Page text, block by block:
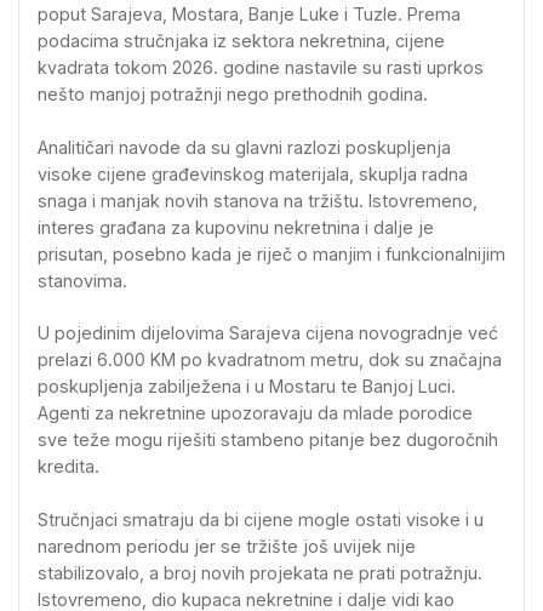
poput Sarajeva, Mostara, Banje Luke i Tuzle. Prema
podacima stručnjaka iz sektora nekretnina, cijene
kvadrata tokom 2026. godine nastavile su rasti uprkos
nešto manjoj potražnji nego prethodnih godina.
Analitičari navode da su glavni razlozi poskupljenja
visoke cijene građevinskog materijala, skuplja radna
snaga i manjak novih stanova na tržištu. Istovremeno,
interes građana za kupovinu nekretnina i dalje je
prisutan, posebno kada je riječ o manjim i funkcionalnijim
stanovima.
U pojedinim dijelovima Sarajeva cijena novogradnje već
prelazi 6.000 KM po kvadratnom metru, dok su značajna
poskupljenja zabilježena i u Mostaru te Banjoj Luci.
Agenti za nekretnine upozoravaju da mlade porodice
sve teže mogu riješiti stambeno pitanje bez dugoročnih
kredita.
Stručnjaci smatraju da bi cijene mogle ostati visoke i u
narednom periodu jer se tržište još uvijek nije
stabilizovalo, a broj novih projekata ne prati potražnju.
Istovremeno, dio kupaca nekretnine i dalje vidi kao